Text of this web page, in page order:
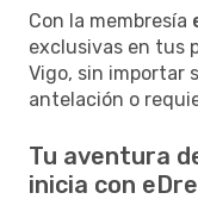
Con la membresía
exclusivas en tus
Vigo, sin importar
antelación o
Tu aventura
inicia con